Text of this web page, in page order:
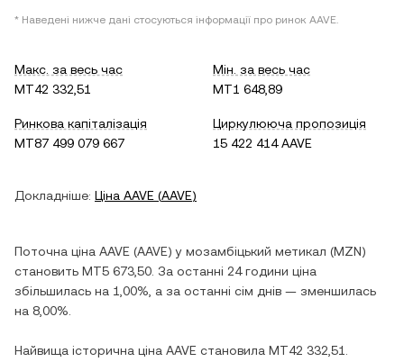
* Наведені нижче дані стосуються інформації про ринок AAVE.
Макс. за весь час
MT42 332,51
Мін. за весь час
MT1 648,89
Ринкова капіталізація
MT87 499 079 667
Циркулююча пропозиція
15 422 414 AAVE
Докладніше: Ціна AAVE (AAVE)
Поточна ціна AAVE (AAVE) у мозамбіцький метикал (MZN)
становить MT5 673,50 . За останні 24 години ціна
збільшилась на 1,00% , а за останні сім днів — зменшилась
на 8,00%
Найвища історична ціна AAVE становила MT42 332,51